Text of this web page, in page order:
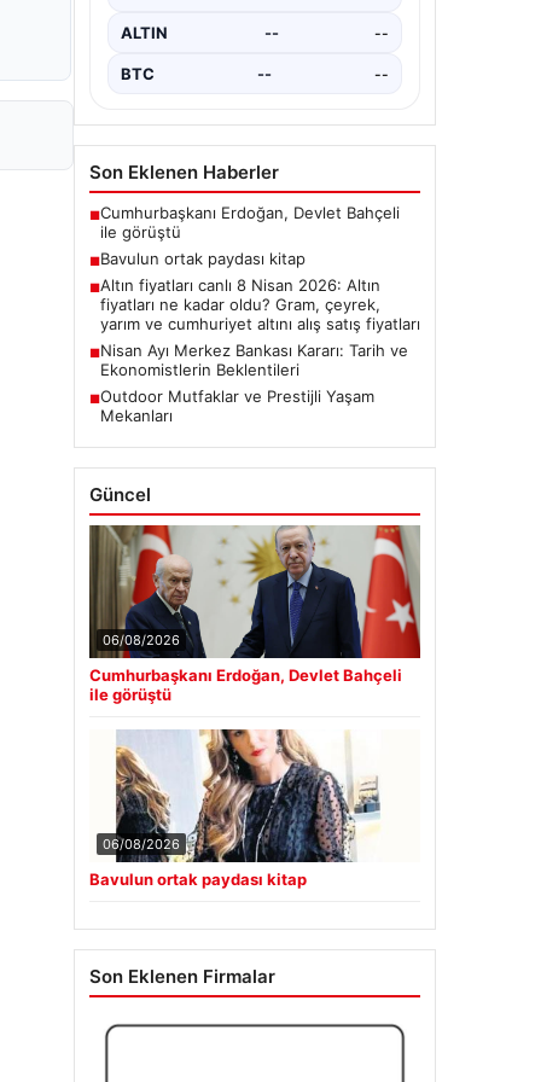
ALTIN -- --
BTC -- --
Son Eklenen Haberler
■Cumhurbaşkanı Erdoğan, Devlet Bahçeli
ile görüştü
■Bavulun ortak paydası kitap
■Altın fiyatları canlı 8 Nisan 2026: Altın
fiyatları ne kadar oldu? Gram, çeyrek,
yarım ve cumhuriyet altını alış satış fiyatları
■Nisan Ayı Merkez Bankası Kararı: Tarih ve
Ekonomistlerin Beklentileri
■Outdoor Mutfaklar ve Prestijli Yaşam
Mekanları
Güncel
06/08/2026
Cumhurbaşkanı Erdoğan, Devlet Bahçeli
ile görüştü
06/08/2026
Bavulun ortak paydası kitap
Son Eklenen Firmalar